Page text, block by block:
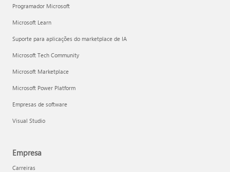
Programador Microsoft
Microsoft Learn
Suporte para aplicações do marketplace de IA
Microsoft Tech Community
Microsoft Marketplace
Microsoft Power Platform
Empresas de software
Visual Studio
Empresa
Carreiras